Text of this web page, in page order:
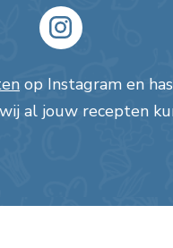
op Instagram en
al jouw recepten